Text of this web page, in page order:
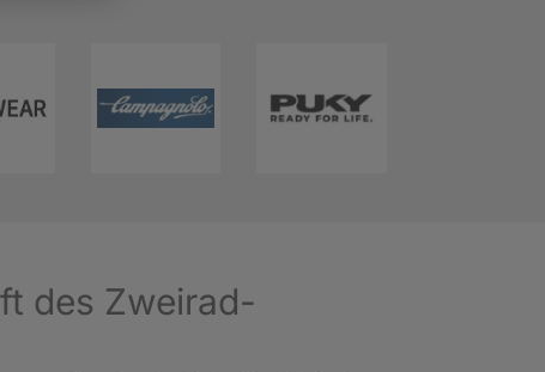
des Zweirad-